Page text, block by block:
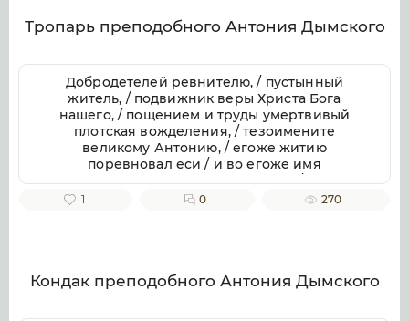
Тропарь преподобного Антония Дымского
Добродетелей ревнителю, / пустынный
житель, / подвижник веры Христа Бога
нашего, / пощением и труды умертвивый
плотская вожделения, / тезоимените
великому Антонию, / егоже житию
поревновал еси / и во егоже имя
Божественный храм воздвигл еси, / купно с
ним, преподобне Антоние, моли Спасителя
1 0 270
Кондак преподобного Антония Дымского